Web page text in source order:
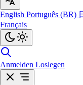
English Português (BR)
Français
Anmelden Loslegen